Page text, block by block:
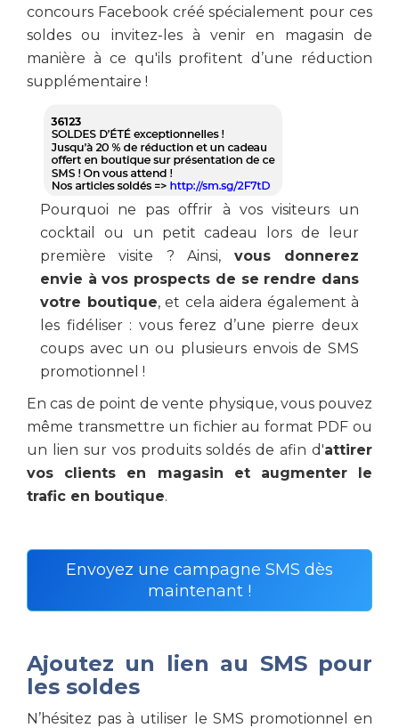
concours Facebook créé spécialement pour ces
soldes ou invitez-les à venir en magasin de
manière à ce qu'ils profitent d’une réduction
supplémentaire !
Pourquoi ne pas offrir à vos visiteurs un
cocktail ou un petit cadeau lors de leur
première visite ? Ainsi, vous donnerez
envie à vos prospects de se rendre dans
votre boutique, et cela aidera également à
les fidéliser : vous ferez d’une pierre deux
coups avec un ou plusieurs envois de SMS
promotionnel !
En cas de point de vente physique, vous pouvez
même transmettre un fichier au format PDF ou
un lien sur vos produits soldés de afin d'attirer
vos clients en magasin et augmenter le
trafic en boutique.
Envoyez une campagne SMS dès
maintenant !
Ajoutez un lien au SMS pour
les soldes
N’hésitez pas à utiliser le SMS promotionnel en